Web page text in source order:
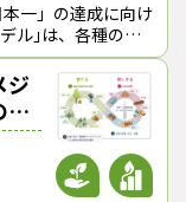
本一」の達成に向け
ル｣は、各種の対
”といえる内容だ。
ジ
ル